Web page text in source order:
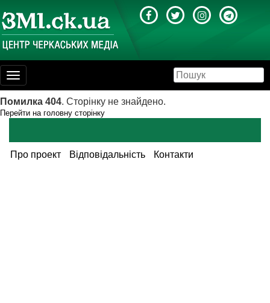
Toggle
navigation
Помилка 404. Сторінку не знайдено.
Перейти на головну сторінку
Про проект Відповідальність Контакти